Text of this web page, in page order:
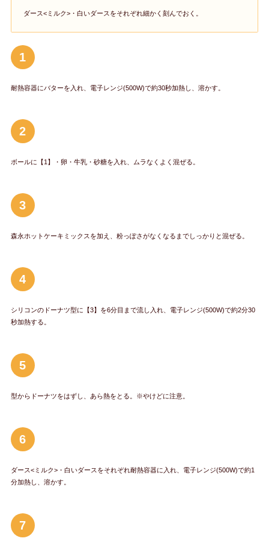
ダース<ミルク>・白いダースをそれぞれ細かく刻んでおく。
1
耐熱容器にバターを入れ、電子レンジ(500W)で約30秒加熱し、溶かす。
2
ボールに【1】・卵・牛乳・砂糖を入れ、ムラなくよく混ぜる。
3
森永ホットケーキミックスを加え、粉っぽさがなくなるまでしっかりと混ぜる。
4
シリコンのドーナツ型に【3】を6分目まで流し入れ、電子レンジ(500W)で約2分30
秒加熱する。
5
型からドーナツをはずし、あら熱をとる。※やけどに注意。
6
ダース<ミルク>・白いダースをそれぞれ耐熱容器に入れ、電子レンジ(500W)で約1
分加熱し、溶かす。
7